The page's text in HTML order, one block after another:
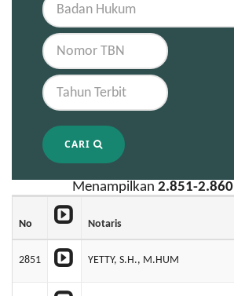
CARI
Menampilkan 2.851-2.860
No Notaris
2851 YETTY, S.H., M.HUM